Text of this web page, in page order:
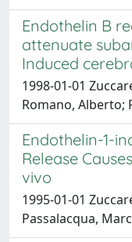
Endothelin B
attenuate
Induced
1998-01-01
Romano, Alberto;
Endothelin-1-
Release
vivo
1995-01-01
Passalacqua,